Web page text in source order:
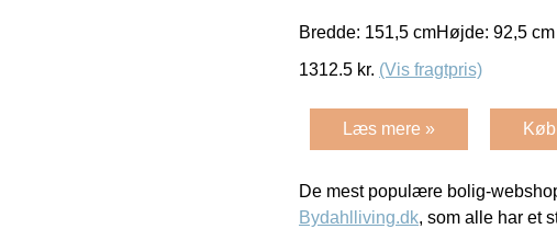
Bredde: 151,5 cmHøjde: 92,5 cm
1312.5 kr. (Vis fragtpris)
Læs mere »
De mest populære bolig-
Bydahlliving.dk, som alle har et